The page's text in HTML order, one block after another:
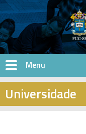
Pular para o conteúdo
Universidade